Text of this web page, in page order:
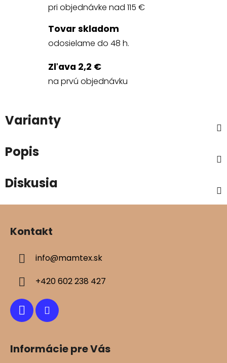
pri objednávke nad 115 €
Tovar skladom
odosielame do 48 h.
Zľava 2,2 €
na prvú objednávku
Varianty
Popis
Diskusia
Kontakt
info@mamtex.sk
+420 602 238 427
Informácie pre Vás